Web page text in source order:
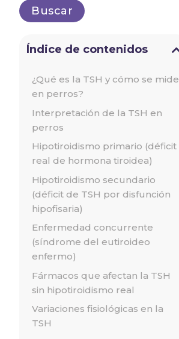
Índice de contenidos
¿Qué es la TSH y cómo se mide
en perros?
Interpretación de la TSH en
perros
Hipotiroidismo primario (déficit
real de hormona tiroidea)
Hipotiroidismo secundario
(déficit de TSH por disfunción
hipofisaria)
Enfermedad concurrente
(síndrome del eutiroideo
enfermo)
Fármacos que afectan la TSH
sin hipotiroidismo real
Variaciones fisiológicas en la
TSH